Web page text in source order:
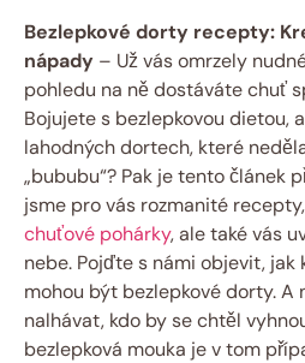
Bezlepkové dorty recepty:
nápady – Už vás omrzely
pohledu na ně dostáváte chuť
Bojujete s bezlepkovou dietou,
lahodných dortech, které
„bububu“? Pak je tento článek
jsme pro vás rozmanité recepty,
chuťové pohárky, ale také vás
nebe. Pojďte s námi objevit,
mohou být bezlepkové dorty. A
nalhávat, kdo by se chtěl
bezlepková mouka je v tom